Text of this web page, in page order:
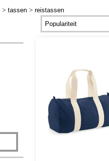
> tassen > reistassen